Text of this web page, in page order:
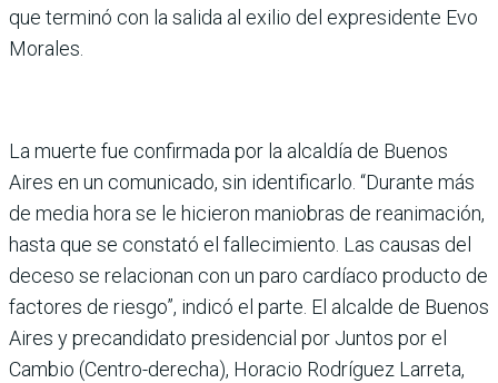
que terminó con la salida al exilio del expresidente Evo
Morales.
La muerte fue confirmada por la alcaldía de Buenos
Aires en un comunicado, sin identificarlo. “Durante más
de media hora se le hicieron maniobras de reanimación,
hasta que se constató el fallecimiento. Las causas del
deceso se relacionan con un paro cardíaco producto de
factores de riesgo”, indicó el parte. El alcalde de Buenos
Aires y precandidato presidencial por Juntos por el
Cambio (Centro-derecha), Horacio Rodríguez Larreta,